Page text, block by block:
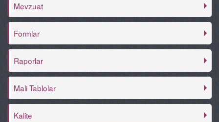
Mevzuat
Formlar
Raporlar
Mali Tablolar
Kalite